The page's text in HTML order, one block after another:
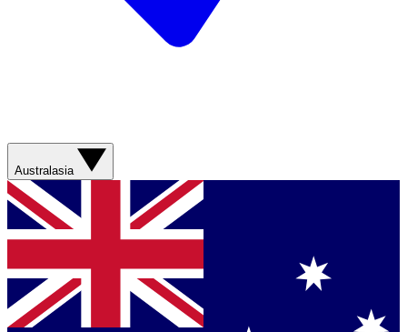
Australasia